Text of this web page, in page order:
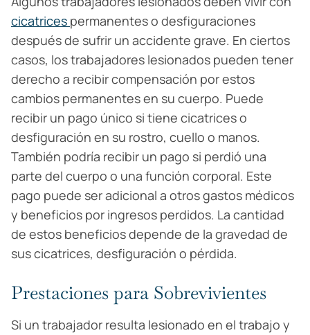
cicatrices permanentes o desfiguraciones
después de sufrir un accidente grave. En ciertos
casos, los trabajadores lesionados pueden tener
derecho a recibir compensación por estos
cambios permanentes en su cuerpo. Puede
recibir un pago único si tiene cicatrices o
desfiguración en su rostro, cuello o manos.
También podría recibir un pago si perdió una
parte del cuerpo o una función corporal. Este
pago puede ser adicional a otros gastos médicos
y beneficios por ingresos perdidos. La cantidad
de estos beneficios depende de la gravedad de
sus cicatrices, desfiguración o pérdida.
Prestaciones para Sobrevivientes
Si un trabajador resulta lesionado en el trabajo y